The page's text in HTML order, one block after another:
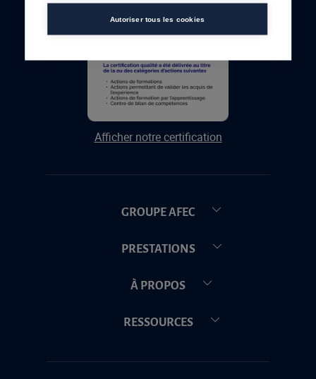
Afficher notre certification
GROUPE AFEC
PRESTATIONS
À PROPOS
RESSOURCES
Autoriser tous les cookies